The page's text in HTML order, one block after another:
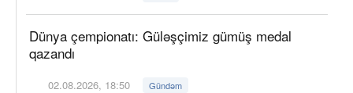
Dünya çempionatı: Güləşçimiz gümüş medal
qazandı
02.08.2026, 18:50 Gündəm